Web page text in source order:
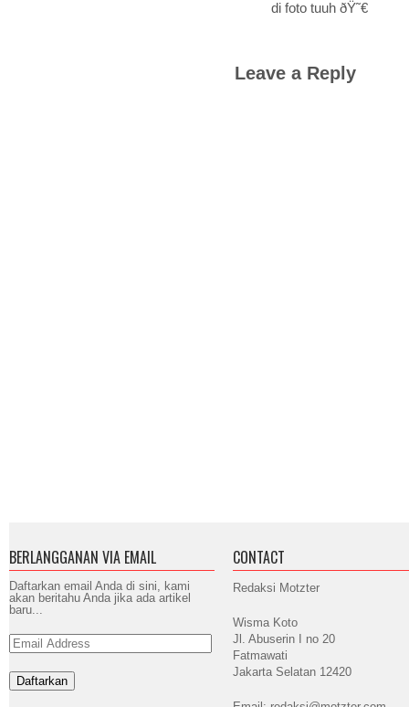
di foto tuuh ðŸ˜€
Leave a Reply
BERLANGGANAN VIA EMAIL
Daftarkan email Anda di sini, kami
akan beritahu Anda jika ada artikel
baru...
Email
Address
CONTACT
Redaksi Motzter
Wisma Koto
Jl. Abuserin I no 20
Fatmawati
Jakarta Selatan 12420